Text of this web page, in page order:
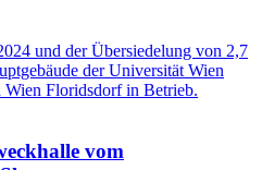
und der Übersiedelung von 2,7
der Universität Wien
Wien Floridsdorf in Betrieb.
vom